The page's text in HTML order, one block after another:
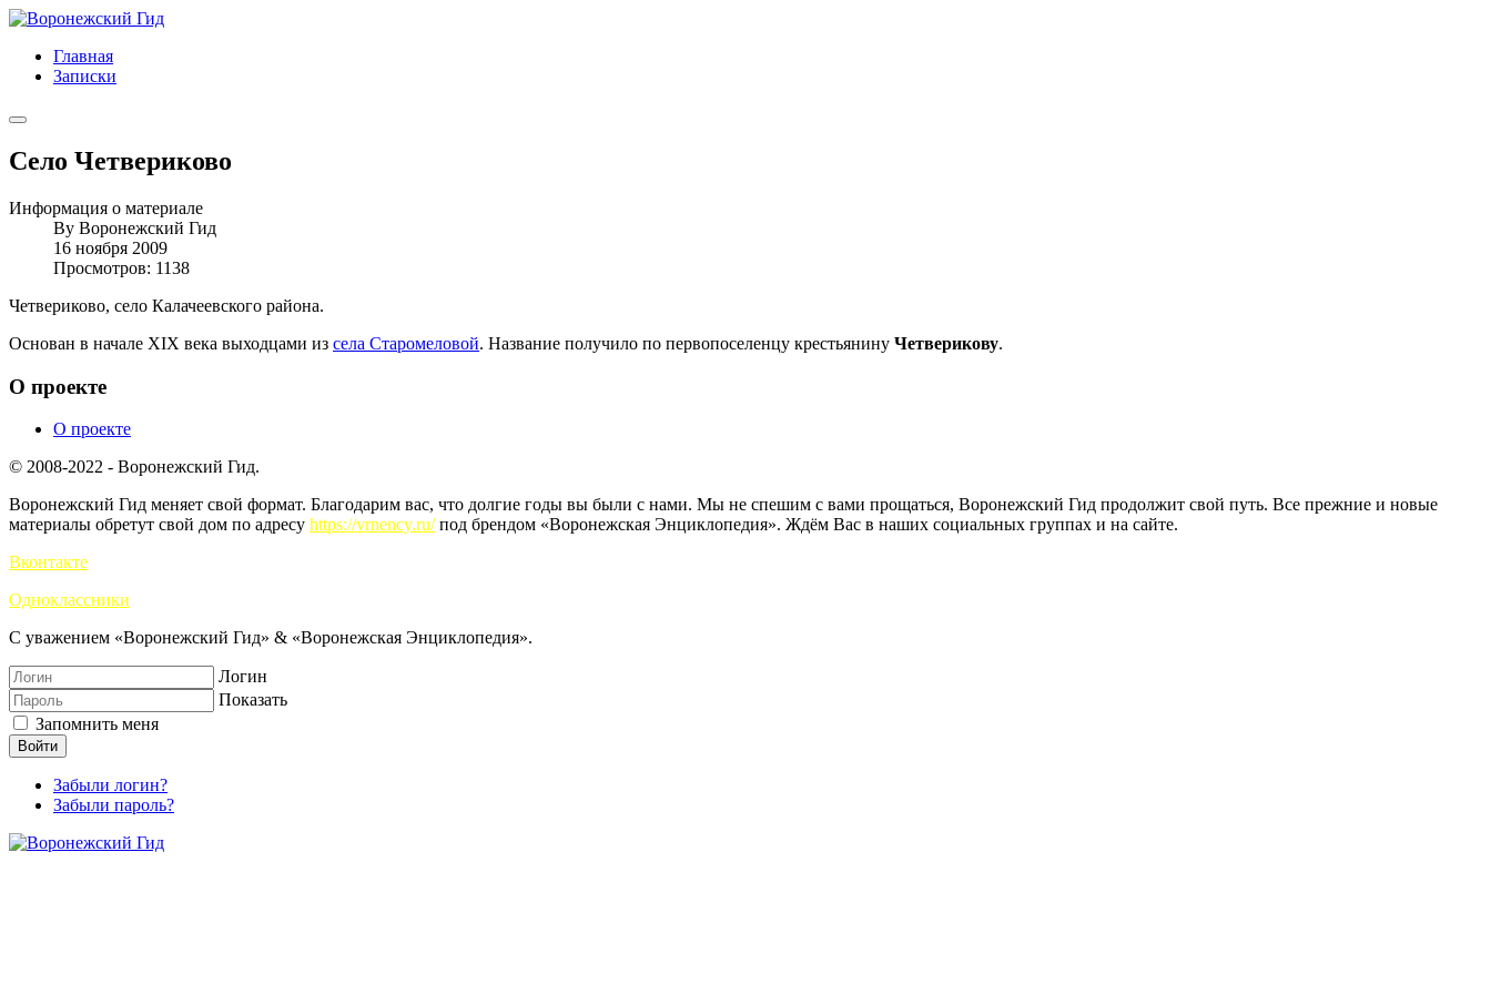
Главная
Записки
Село Четвериково
Информация о материале
By Воронежский Гид
16 ноября 2009
Просмотров: 1138
Четвериково, село Калачеевского района.
Основан в начале XIX века выходцами из села Старомеловой. Название получило по первопоселенцу крестьянину Четверикову.
О проекте
О проекте
© 2008-2022 - Воронежский Гид.
Воронежский Гид меняет свой формат. Благодарим вас, что долгие годы вы были с нами. Мы не спешим с вами прощаться, Воронежский Гид продолжит свой путь. Все прежние и новые
материалы обретут свой дом по адресу https://vrnency.ru/под брендом «Воронежская Энциклопедия». Ждём Вас в наших социальных группах и на сайте.
Вконтакте
Одноклассники
С уважением «Воронежский Гид» & «Воронежская Энциклопедия».
Логин
Показать
Запомнить меня
Войти
Забыли логин?
Забыли пароль?